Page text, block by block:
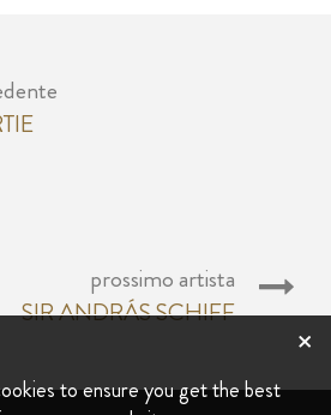
prossimo artista
SIR ANDRÁS SCHIFF
×
to ensure you get the best